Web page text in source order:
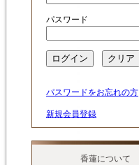
パスワード
パスワードをお忘れの方
新規会員登録
香蓮について